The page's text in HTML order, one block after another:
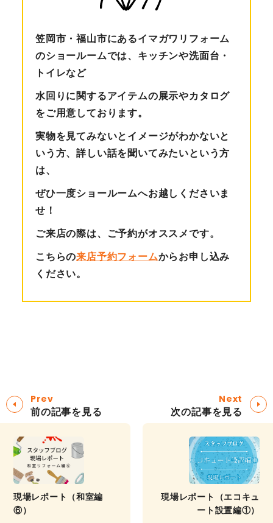
笠岡市・福山市にあるイマガワリフォーム
のショールームでは、キッチンや洗面台・
トイレなど
水回りに関するアイテムの展示やカタログ
をご用意しております。
実物を見てみないとイメージがわかないと
いう方、詳しい話を聞いてみたいという方
は、
ぜひ一度ショールームへお越しくださいま
せ！
ご来店の際は、ご予約がオススメです。
こちらの来店予約フォームからお申し込み
ください。
Prev
前の記事を見る
現場レポート（和室編
⑥）
Next
次の記事を見る
現場レポート（エコキュ
ート設置編①）